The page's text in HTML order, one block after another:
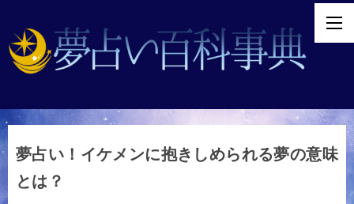
夢占い！イケメンに抱きしめられる夢の意味
とは？